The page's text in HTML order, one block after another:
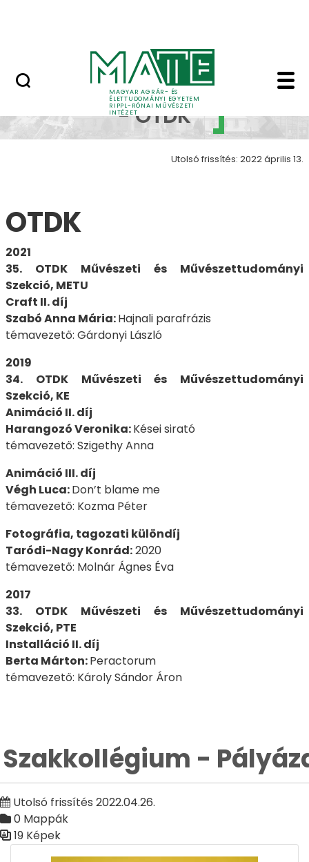
MAGYAR AGRÁR- ÉS
ÉLETTUDOMÁNYI EGYETEM
RIPPL-RÓNAI MŰVÉSZETI
INTÉZET
Szakkollégium -
Pályázat
- OTDK
Utolsó frissítés: 2022 április 13.
OTDK
2021
35. OTDK Művészeti és Művészettudományi
Szekció, METU
Craft II. díj
Szabó Anna Mária:Hajnali parafrázis
témavezető: Gárdonyi László
2019
34. OTDK Művészeti és Művészettudományi
Szekció, KE
Animáció II. díj
Harangozó Veronika:Kései sirató
témavezető: Szigethy Anna
Animáció III. díj
Végh Luca:Don’t blame me
témavezető: Kozma Péter
Fotográfia, tagozati különdíj
Taródi-Nagy Konrád:2020
témavezető: Molnár Ágnes Éva
2017
33. OTDK Művészeti és Művészettudományi
Szekció, PTE
Installáció II. díj
Berta Márton:Peractorum
témavezető: Károly Sándor Áron
Szakkollégium -
Utolsó frissítés 2022.04.26.
0 Mappák
19 Képek